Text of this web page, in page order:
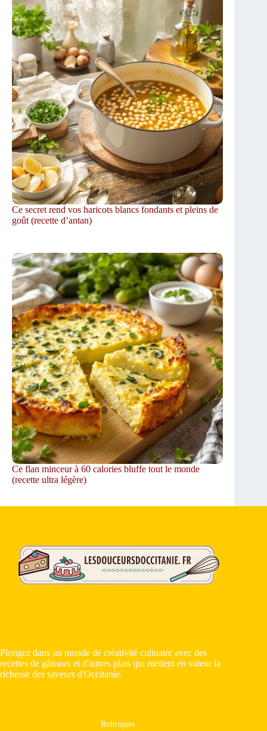
Ce secret rend vos haricots blancs fondants et pleins de
goût (recette d’antan)
Ce flan minceur à 60 calories bluffe tout le monde
(recette ultra légère)
Plongez dans un monde de créativité culinaire avec des
recettes de gâteaux et d'autres plats qui mettent en valeur la
richesse des saveurs d'Occitanie.
Rubriques